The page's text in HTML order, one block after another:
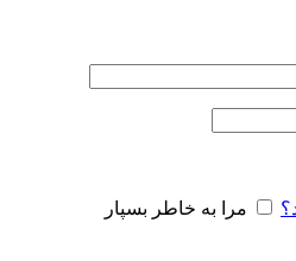
مرا به خاطر بسپار